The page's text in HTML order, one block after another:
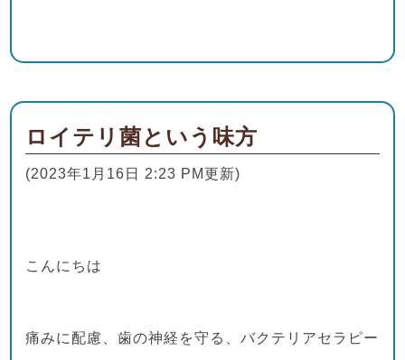
ロイテリ菌という味方
(2023年1月16日 2:23 PM更新)
こんにちは
痛みに配慮、歯の神経を守る、バクテリアセラピー